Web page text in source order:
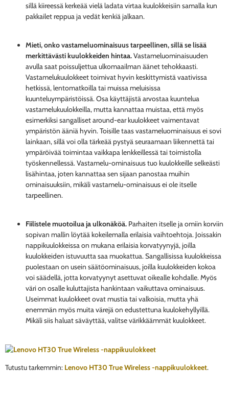
sillä kiireessä kerkeää vielä ladata virtaa kuulokkeisiin samalla kun
pakkailet reppua ja vedät kenkiä jalkaan.
Mieti, onko vastameluominaisuus tarpeellinen, sillä se lisää
merkittävästi kuulokkeiden hintaa.Vastameluominaisuuden
avulla saat poissuljettua ulkomaailman äänet tehokkaasti.
Vastamelukuulokkeet toimivat hyvin keskittymistä vaativissa
hetkissä, lentomatkoilla tai muissa meluisissa
kuunteluympäristöissä. Osa käyttäjistä arvostaa kuuntelua
vastamelukuulokkeilla, mutta kannattaa muistaa, että myös
esimerkiksi sangalliset around-ear kuulokkeet vaimentavat
ympäristön ääniä hyvin. Toisille taas vastameluominaisuus ei sovi
lainkaan, sillä voi olla tärkeää pystyä seuraamaan liikennettä tai
ympäröivää toimintaa vaikkapa lenkkeillessä tai toimistolla
työskennellessä. Vastamelu-ominaisuus tuo kuulokkeille selkeästi
lisähintaa, joten kannattaa sen sijaan panostaa muihin
ominaisuuksiin, mikäli vastamelu-ominaisuus ei ole itselle
tarpeellinen.
Fiilistele muotoilua ja ulkonäköä. Parhaiten itselle ja omiin korviin
sopivan mallin löytää kokeilemalla erilaisia vaihtoehtoja. Joissakin
nappikuulokkeissa on mukana erilaisia korvatyynyjä, joilla
kuulokkeiden istuvuutta saa muokattua. Sangallisissa kuulokkeissa
puolestaan on usein säätöominaisuus, joilla kuulokkeiden kokoa
voi säädellä, jotta korvatyynyt asettuvat oikealle kohdalle. Myös
väri on osalle kuluttajista hankintaan vaikuttava ominaisuus.
Useimmat kuulokkeet ovat mustia tai valkoisia, mutta yhä
enemmän myös muita värejä on edustettuna kuulokehyllyillä.
Mikäli siis haluat säväyttää, valitse värikkäämmät kuulokkeet.
Tutustu tarkemmin: Lenovo HT30 True Wireless -nappikuulokkeet.